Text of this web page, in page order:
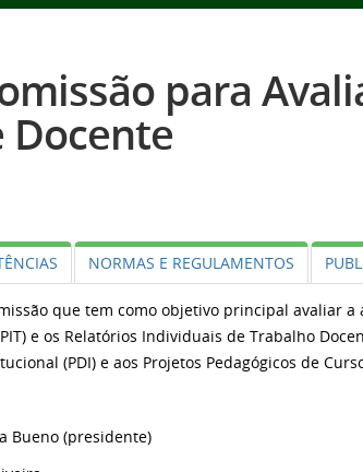
para
NORMAS E REGULAMENTOS
que tem como objetivo principal avaliar
e os Relatórios Individuais de Trabalho
(PDI) e aos Projetos Pedagógicos de Curso
Bueno (presidente)